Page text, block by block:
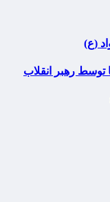
(ع)
توسط رهبر انقلاب